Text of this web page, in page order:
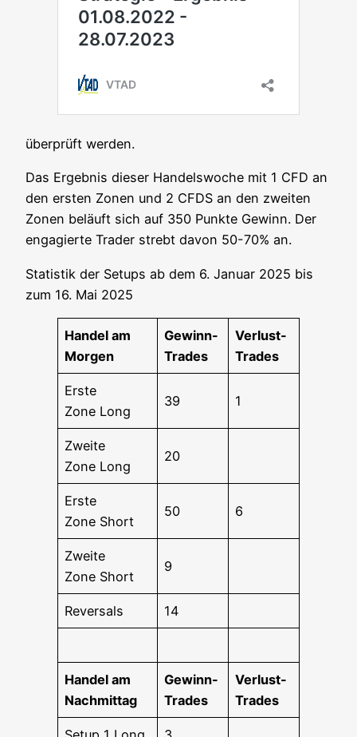
über­prüft werden.
Das Ergeb­nis die­ser Han­dels­wo­che mit 1 CFD an
den ers­ten Zonen und 2 CFDS an den zwei­ten
Zonen beläuft sich auf 350 Punk­te Gewinn. Der
enga­gier­te Trader strebt davon 50-70% an.
Sta­tis­tik der Set­ups ab dem 6. Janu­ar 2025 bis
zum 16. Mai 2025
Han­del am
Morgen
Gewinn-
Trades
Ver­lust-
Trades
Ers­te
Zone Long
39 1
Zwei­te
Zone Long
20
Ers­te
Zone Short
50 6
Zwei­te
Zone Short
9
Rever­sals 14
Han­del am
Nachmittag
Gewinn-
Trades
Ver­lust-
Trades